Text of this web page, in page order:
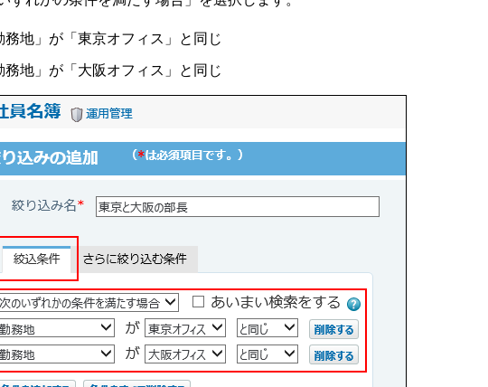
務地」が「東京オフィス」と同じ
務地」が「大阪オフィス」と同じ